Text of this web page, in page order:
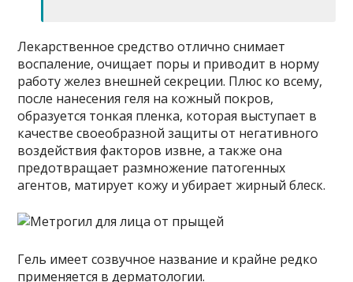
Лекарственное средство отлично снимает
воспаление, очищает поры и приводит в норму
работу желез внешней секреции. Плюс ко всему,
после нанесения геля на кожный покров,
образуется тонкая пленка, которая выступает в
качестве своеобразной защиты от негативного
воздействия факторов извне, а также она
предотвращает размножение патогенных
агентов, матирует кожу и убирает жирный блеск.
Гель имеет созвучное название и крайне редко
применяется в дерматологии.